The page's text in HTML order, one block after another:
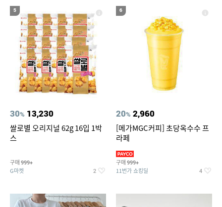
5
30% 13,230
쌀로별 오리지널 62g 16입 1박
스
구매 999+
G마켓 2
6
20% 2,960
[메가MGC커피] 초당옥수수 프
라페
구매 999+
11번가 쇼킹딜 4